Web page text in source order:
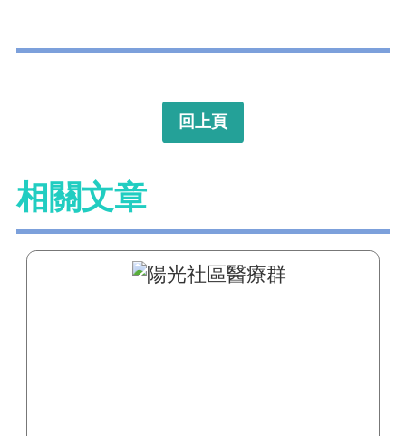
回上頁
相關文章